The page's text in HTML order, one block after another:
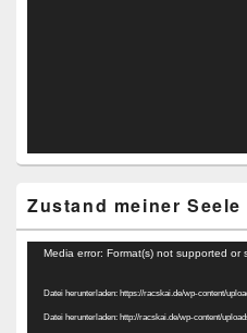
Zustand meiner Seele
Video-
Media error: Format(s) not supported or
Datei herunterladen: https://racskai.de/wp-content/
Datei herunterladen: http://racskai.de/wp-content/